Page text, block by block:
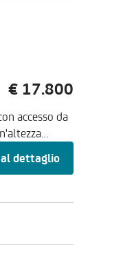
€ 17.800
accesso da
Services
al dettaglio